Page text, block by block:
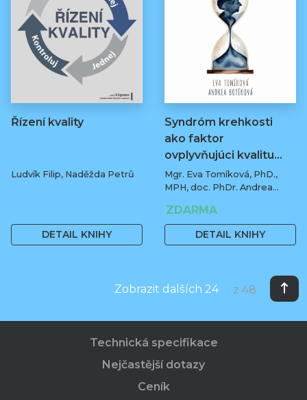
Řízení kvality
Ludvík Filip, Naděžda Petrů
DETAIL KNIHY
Syndróm krehkosti
ako faktor
ovplyvňujúci kvalitu…
Mgr. Eva Tomíková, PhD.,
MPH, doc. PhDr. Andrea
prof.
ZDARMA
DETAIL KNIHY
Zobrazit dalších 24 z 48
Technická specifikace
Nejčastější dotazy
Ceník